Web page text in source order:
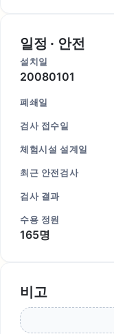
일정 · 안전
설치일
20080101
폐쇄일
검사 접수일
체험시설 설계일
최근 안전검사
검사 결과
수용 정원
165명
비고